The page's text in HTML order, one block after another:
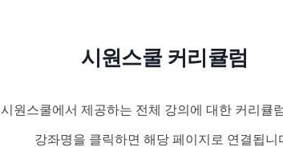
시원스쿨 커리큘럼
시원스쿨에서 제공하는 전체 강의에 대한 커리큘
강좌명을 클릭하면 해당 페이지로 연결됩니